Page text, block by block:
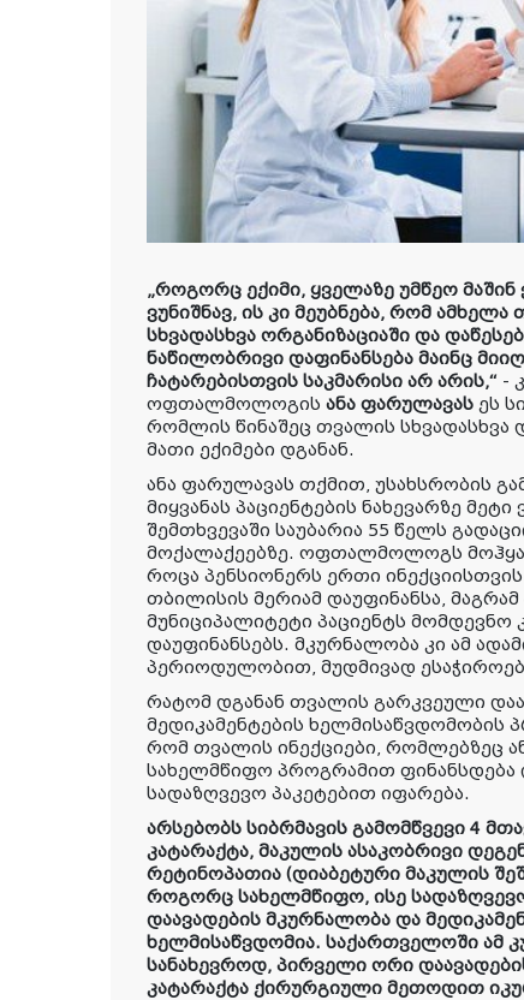
„როგორც ექიმი, ყველაზე უმწეო მაშინ
ვუნიშნავ, ის კი მეუბნება, რომ ამხელა
სხვადასხვა ორგანიზაციაში და
ნაწილობრივი დაფინანსება მაინც
ჩატარებისთვის საკმარისი არ არის,“ -
ოფთალმოლოგის ანა ფარულავას ეს
რომლის წინაშეც თვალის სხვადასხვა
მათი ექიმები დგანან.
ანა ფარულავას თქმით, უსახსრობის
მიყვანას პაციენტების ნახევარზე
შემთხვევაში საუბარია 55 წელს
მოქალაქეებზე. ოფთალმოლოგს
როცა პენსიონერს ერთი
თბილისის მერიამ დაუფინანსა,
მუნიციპალიტეტი პაციენტს მომდევნო
დაუფინანსებს. მკურნალობა კი ამ
პერიოდულობით, მუდმივად
რატომ დგანან თვალის გარკვეული
მედიკამენტების ხელმისაწვდომობის
რომ თვალის ინექციები, რომლებზეც
სახელმწიფო პროგრამით
სადაზღვევო პაკეტებით იფარება.
არსებობს სიბრმავის გამომწვევი 4
კატარაქტა, მაკულის ასაკობრივი
რეტინოპათია (დიაბეტური მაკულის
როგორც სახელმწიფო, ისე
დაავადების მკურნალობა და
ხელმისაწვდომია. საქართველოში
სანახევროდ, პირველი ორი
კატარაქტა ქირურგიული მეთოდით